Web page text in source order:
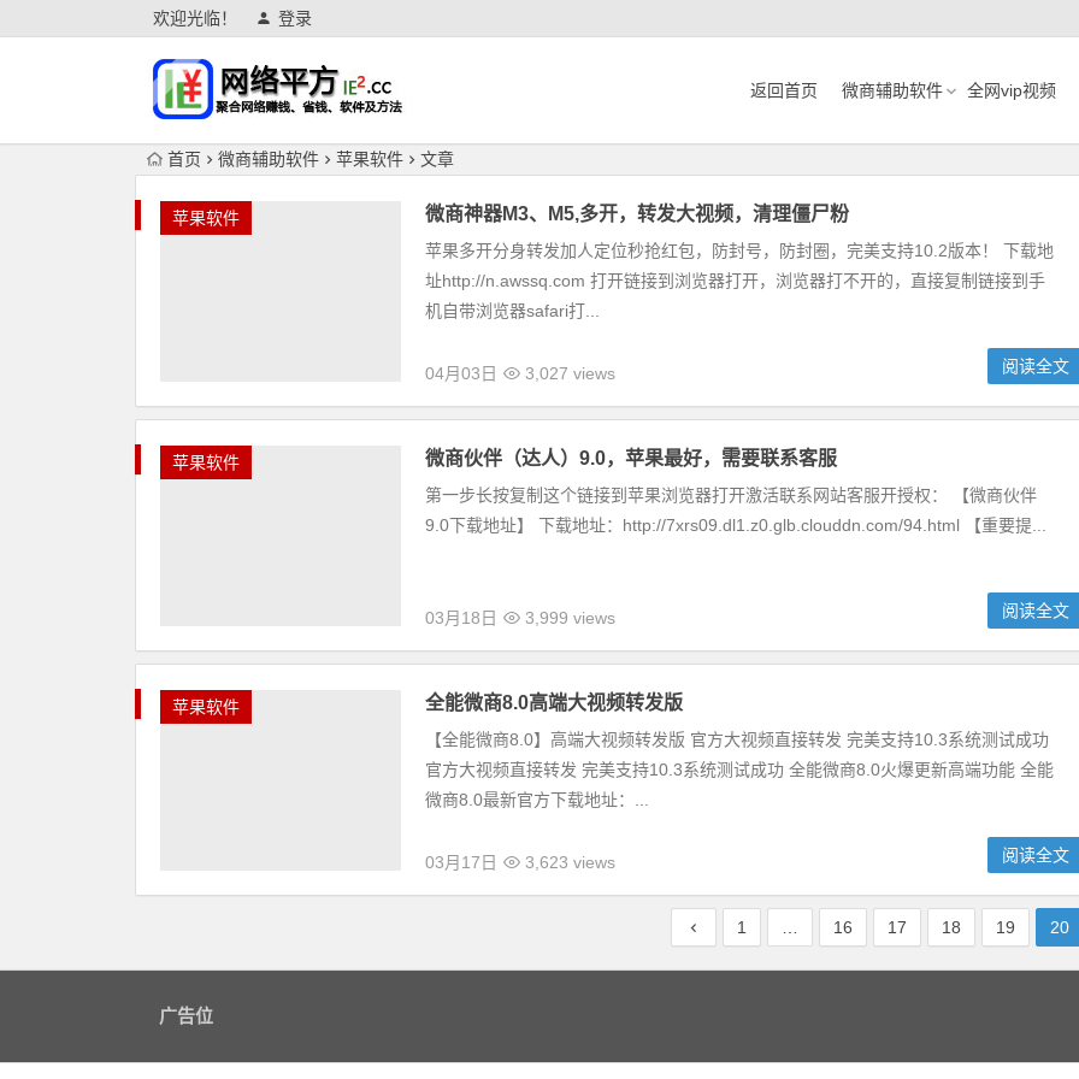
欢迎光临！ 登录
返回首页 微商辅助软件 全网vip视频
首页 微商辅助软件 苹果软件 文章
苹果软件 微商神器M3、M5,多开，转发大视频，清理僵尸粉
苹果多开分身转发加人定位秒抢红包，防封号，防封圈，完美支持10.2版本！ 下载地
址http://n.awssq.com 打开链接到浏览器打开，浏览器打不开的，直接复制链接到手
机自带浏览器safari打...
04月03日 3,027 views 阅读全文
苹果软件 微商伙伴（达人）9.0，苹果最好，需要联系客服
第一步长按复制这个链接到苹果浏览器打开激活联系网站客服开授权： 【微商伙伴
9.0下载地址】 下载地址：http://7xrs09.dl1.z0.glb.clouddn.com/94.html 【重要提...
03月18日 3,999 views 阅读全文
苹果软件 全能微商8.0高端大视频转发版
【全能微商8.0】高端大视频转发版 官方大视频直接转发 完美支持10.3系统测试成功
官方大视频直接转发 完美支持10.3系统测试成功 全能微商8.0火爆更新高端功能 全能
微商8.0最新官方下载地址：...
03月17日 3,623 views 阅读全文
1 16 17 18 19 20
广告位